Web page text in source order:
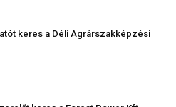
keres a Déli Agrárszakképzési